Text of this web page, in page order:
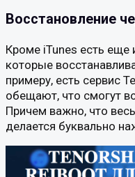
Восстановление
Кроме iTunes есть еще
которые
примеру, есть сервис
обещают, что смогут
Причем важно, что
делается буквально